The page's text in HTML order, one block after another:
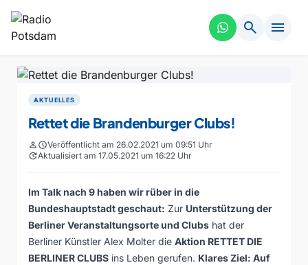
search menu
AKTUELLES
Rettet die Brandenburger Clubs!
personscheduleVeröffentlicht am 26.02.2021 um 09:51 Uhr
updateAktualisiert am 17.05.2021 um 16:22 Uhr
Im Talk nach 9 haben wir rüber in die
Bundeshauptstadt geschaut: Zur Unterstützung der
Berliner Veranstaltungsorte und Clubs hat der
Berliner Künstler Alex Molter die Aktion RETTET DIE
BERLINER CLUBS ins Leben gerufen. Klares Ziel: Auf